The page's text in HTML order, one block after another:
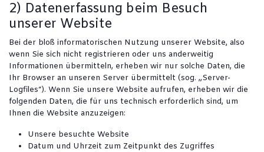
2) Datenerfassung beim Besuch
unserer Website
Bei der bloß informatorischen Nutzung unserer Website, also
wenn Sie sich nicht registrieren oder uns anderweitig
Informationen übermitteln, erheben wir nur solche Daten, die
Ihr Browser an unseren Server übermittelt (sog. „Server-
Logfiles“). Wenn Sie unsere Website aufrufen, erheben wir die
folgenden Daten, die für uns technisch erforderlich sind, um
Ihnen die Website anzuzeigen:
Unsere besuchte Website
Datum und Uhrzeit zum Zeitpunkt des Zugriffes